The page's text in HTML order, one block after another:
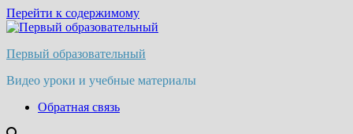
Перейти к содержимому
Первый образовательный
Видео уроки и учебные материалы
Обратная связь